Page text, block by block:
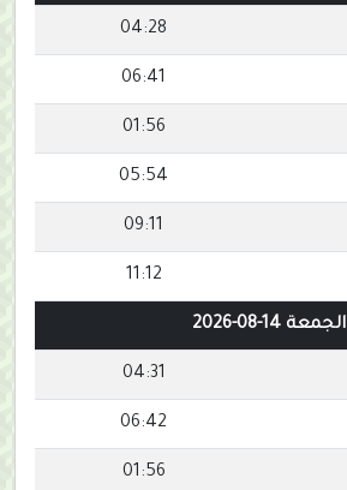
04:28
06:41
01:56
05:54
09:11
11:12
الجمعة 14-08-2026
04:31
06:42
01:56